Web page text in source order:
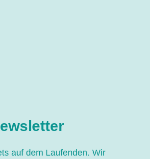
auf dem Laufenden. Wir